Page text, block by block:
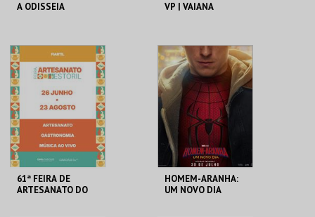
A ODISSEIA
CASA DO CINEMA
DE COIMBRA
MAIS INFO
COMPRAR
VP | VAIANA
CINEMAS CINEMAX
PENAFIEL
MAIS INFO
COMPRAR
61ª FEIRA DE
ARTESANATO DO
HOMEM-ARANHA:
UM NOVO DIA